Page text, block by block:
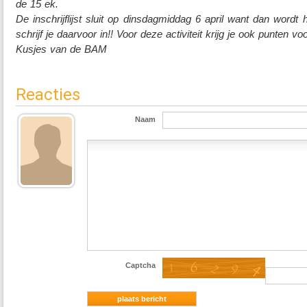
de 15 ek.
De inschrijflijst sluit op dinsdagmiddag 6 april want dan wordt
schrijf je daarvoor in!! Voor deze activiteit krijg je ook punten
Kusjes van de BAM
Reacties
Naam
Captcha